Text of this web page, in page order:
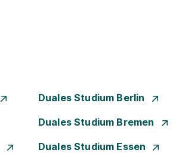
Duales Studium Berlin
Duales Studium Bremen
Duales Studium Essen